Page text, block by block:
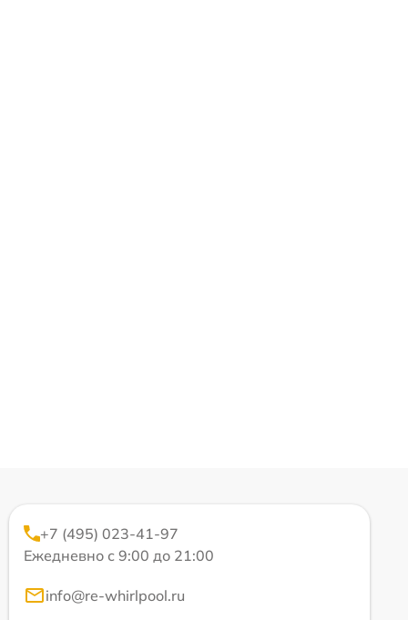
+7 (495) 023-41-97
Ежедневно с 9:00 до 21:00
info@re-whirlpool.ru